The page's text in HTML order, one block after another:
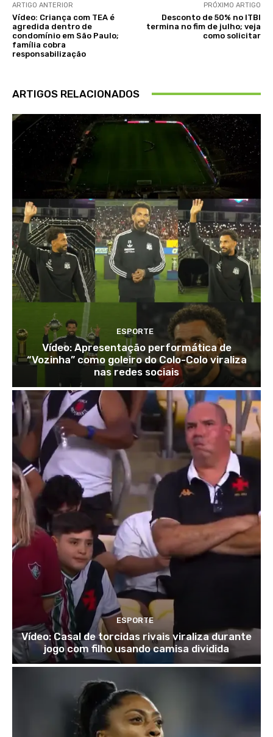
ARTIGO ANTERIOR
Vídeo: Criança com TEA é
agredida dentro de
condomínio em São Paulo;
família cobra
responsabilização
PRÓXIMO ARTIGO
Desconto de 50% no ITBI
termina no fim de julho; veja
como solicitar
ARTIGOS RELACIONADOS
ESPORTE
Vídeo: Apresentação performática de
“Vozinha” como goleiro do Colo-Colo viraliza
nas redes sociais
ESPORTE
Vídeo: Casal de torcidas rivais viraliza durante
jogo com filho usando camisa dividida